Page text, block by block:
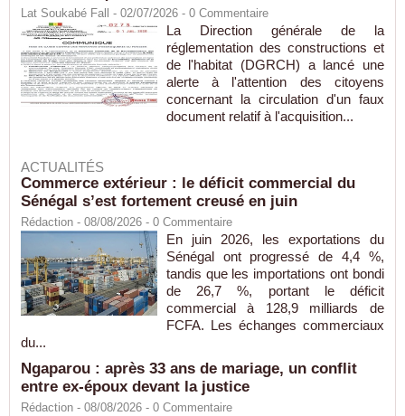
Lat Soukabé Fall - 02/07/2026 - 0 Commentaire
La Direction générale de la
réglementation des constructions et
de l'habitat (DGRCH) a lancé une
alerte à l'attention des citoyens
concernant la circulation d'un faux
document relatif à l'acquisition...
ACTUALITÉS
Commerce extérieur : le déficit commercial du
Sénégal s’est fortement creusé en juin
Rédaction - 08/08/2026 - 0 Commentaire
En juin 2026, les exportations du
Sénégal ont progressé de 4,4 %,
tandis que les importations ont bondi
de 26,7 %, portant le déficit
commercial à 128,9 milliards de
FCFA. Les échanges commerciaux
du...
Ngaparou : après 33 ans de mariage, un conflit
entre ex-époux devant la justice
Rédaction - 08/08/2026 - 0 Commentaire